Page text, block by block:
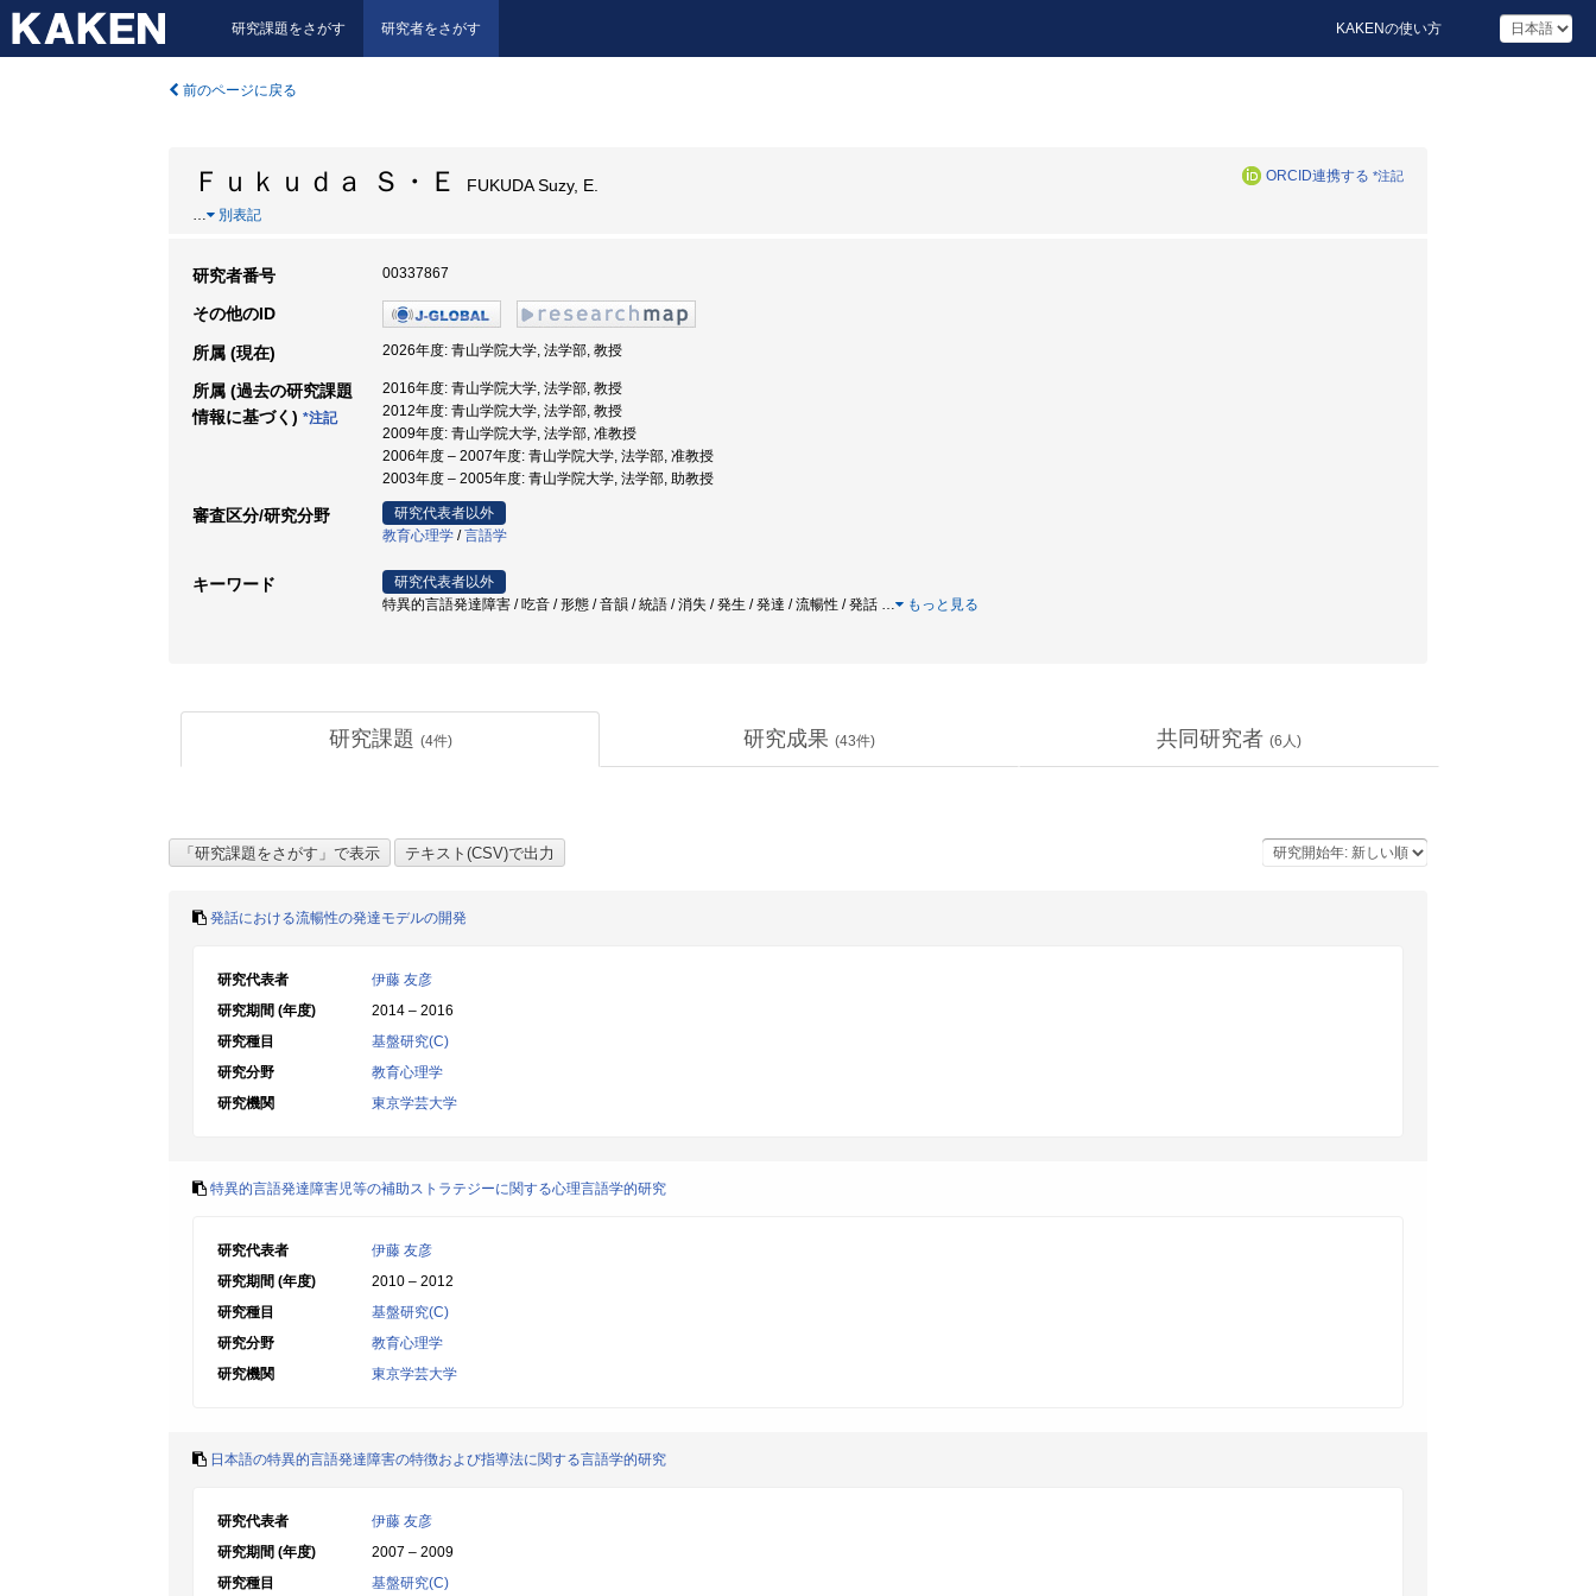
研究課題をさがす 研究者をさがす KAKENの使い方
前のページに戻る
Ｆｕｋｕｄａ Ｓ・Ｅ FUKUDA Suzy, E. ORCID連携する *注記
… 別表記
研究者番号 00337867
その他のID
所属 (現在) 2026年度: 青山学院大学, 法学部, 教授
所属 (過去の研究課題
情報に基づく) *注記
2016年度: 青山学院大学, 法学部, 教授
2012年度: 青山学院大学, 法学部, 教授
2009年度: 青山学院大学, 法学部, 准教授
2006年度 – 2007年度: 青山学院大学, 法学部, 准教授
2003年度 – 2005年度: 青山学院大学, 法学部, 助教授
審査区分/研究分野
研究代表者以外
教育心理学 /言語学
キーワード
研究代表者以外
特異的言語発達障害 / 吃音 / 形態 / 音韻 / 統語 / 消失 / 発生 / 発達 / 流暢性 / 発話 … もっと見る
研究課題 (4件) 研究成果 (43件) 共同研究者 (6 人)
発話における流暢性の発達モデルの開発
研究代表者
伊藤 友彦
研究期間 (年度)
2014 – 2016
研究種目
基盤研究(C)
研究分野
教育心理学
研究機関
東京学芸大学
特異的言語発達障害児等の補助ストラテジーに関する心理言語学的研究
研究代表者
伊藤 友彦
研究期間 (年度)
2010 – 2012
研究種目
基盤研究(C)
研究分野
教育心理学
研究機関
東京学芸大学
日本語の特異的言語発達障害の特徴および指導法に関する言語学的研究
研究代表者
伊藤 友彦
研究期間 (年度)
2007 – 2009
研究種目
基盤研究(C)